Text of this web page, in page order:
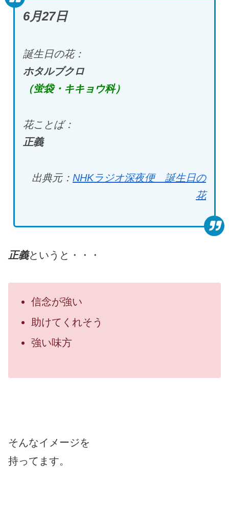
6月27日
誕生日の花：
ホタルブクロ
（蛍袋・キキョウ科）
花ことば：
正義
出典元： NHKラジオ深夜便 誕生日の
花
正義というと・・・
信念が強い
助けてくれそう
強い味方
そんなイメージを
持ってます。